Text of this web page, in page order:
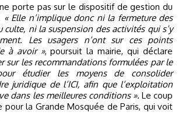
porte pas sur le dispositif de gestion du
« Elle n’implique donc ni la fermeture des
culte, ni la suspension des activités qui s’y
Les usagers n’ont sur ces points
à avoir », poursuit la mairie, qui déclare
sur les recommandations formulées par le
étudier les moyens de consolider
juridique de l’ICI, afin que l’exploitation
dans les meilleures conditions ». Le coup
la Grande Mosquée de Paris, qui voit